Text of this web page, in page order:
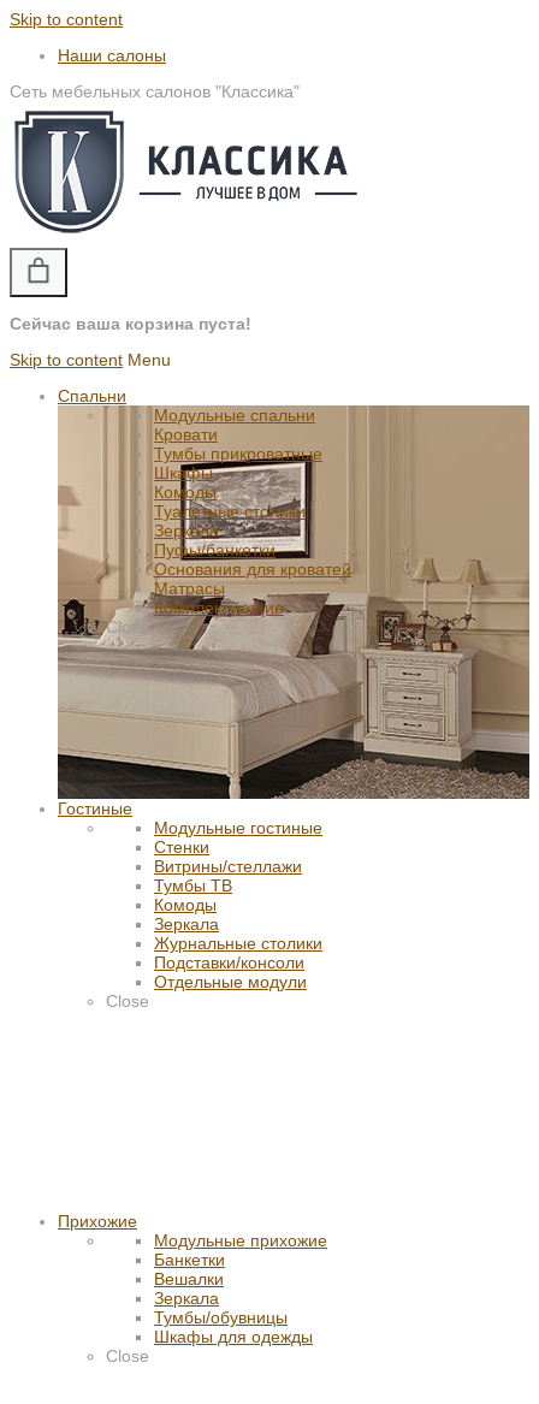
Skip to content
Наши салоны
Сеть мебельных салонов "Классика"
Сейчас ваша корзина пуста!
Skip to content Menu
Спальни
Модульные спальни
Кровати
Тумбы прикроватные
Шкафы
Комоды
Туалетные столики
Зеркала
Пуфы/банкетки
Основания для кроватей
Матрасы
Комплектующие
Close
Гостиные
Модульные гостиные
Стенки
Витрины/стеллажи
Тумбы ТВ
Комоды
Зеркала
Журнальные столики
Подставки/консоли
Отдельные модули
Close
Прихожие
Модульные прихожие
Банкетки
Вешалки
Зеркала
Тумбы/обувницы
Шкафы для одежды
Close